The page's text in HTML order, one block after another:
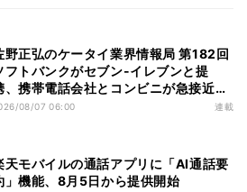
野正弘のケータイ業界情報局 第182回
フトバンクがセブン-イレブンと提
、携帯電話会社とコンビニが急接近す
理由は
08/07 06:00 連載
天モバイルの通話アプリに「AI通話要
」機能、8月5日から提供開始